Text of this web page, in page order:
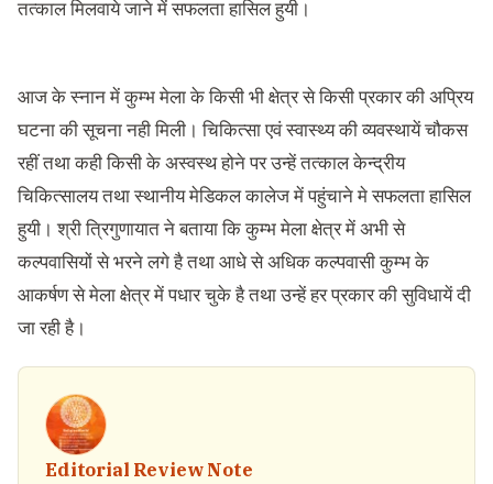
तत्काल मिलवाये जाने में सफलता हासिल हुयी।
आज के स्नान में कुम्भ मेला के किसी भी क्षेत्र से किसी प्रकार की अप्रिय
घटना की सूचना नही मिली। चिकित्सा एवं स्वास्थ्य की व्यवस्थायें चौकस
रहीं तथा कही किसी के अस्वस्थ होने पर उन्हें तत्काल केन्द्रीय
चिकित्सालय तथा स्थानीय मेडिकल कालेज में पहुंचाने मे सफलता हासिल
हुयी। श्री त्रिगुणायात ने बताया कि कुम्भ मेला क्षेत्र में अभी से
कल्पवासियों से भरने लगे है तथा आधे से अधिक कल्पवासी कुम्भ के
आकर्षण से मेला क्षेत्र में पधार चुके है तथा उन्हें हर प्रकार की सुविधायें दी
जा रही है।
Editorial Review Note